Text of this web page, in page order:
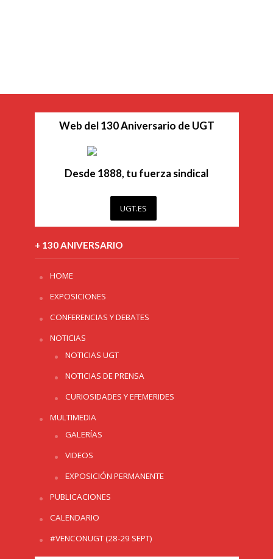
Web del 130 Aniversario de UGT
Desde 1888, tu fuerza sindical
UGT.ES
+ 130 ANIVERSARIO
HOME
EXPOSICIONES
CONFERENCIAS Y DEBATES
NOTICIAS
NOTICIAS UGT
NOTICIAS DE PRENSA
CURIOSIDADES Y EFEMERIDES
MULTIMEDIA
GALERÍAS
VIDEOS
EXPOSICIÓN PERMANENTE
PUBLICACIONES
CALENDARIO
#VENCONUGT (28-29 SEPT)